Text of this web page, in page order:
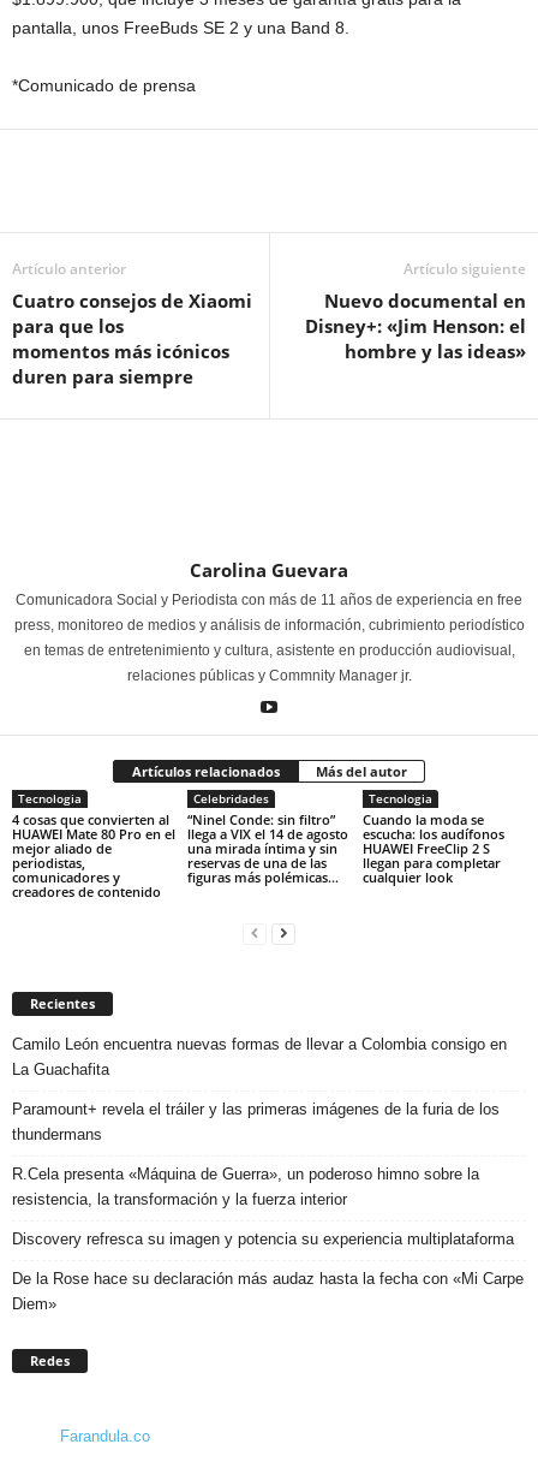
pantalla, unos FreeBuds SE 2 y una Band 8.
*Comunicado de prensa
Artículo anterior
Cuatro consejos de Xiaomi
para que los
momentos más icónicos
duren para siempre
Artículo siguiente
Nuevo documental en
Disney+: «Jim Henson: el
hombre y las ideas»
Carolina Guevara
Comunicadora Social y Periodista con más de 11 años de experiencia en free
press, monitoreo de medios y análisis de información, cubrimiento periodístico
en temas de entretenimiento y cultura, asistente en producción audiovisual,
relaciones públicas y Commnity Manager jr.
Artículos relacionados Más del autor
Tecnologia
4 cosas que convierten al
HUAWEI Mate 80 Pro en el
mejor aliado de
periodistas,
comunicadores y
creadores de contenido
Celebridades
“Ninel Conde: sin filtro”
llega a VIX el 14 de agosto
una mirada íntima y sin
reservas de una de las
figuras más polémicas...
Tecnologia
Cuando la moda se
escucha: los audífonos
HUAWEI FreeClip 2 S
llegan para completar
cualquier look
Recientes
Camilo León encuentra nuevas formas de llevar a Colombia consigo en
La Guachafita
Paramount+ revela el tráiler y las primeras imágenes de la furia de los
thundermans
R.Cela presenta «Máquina de Guerra», un poderoso himno sobre la
resistencia, la transformación y la fuerza interior
Discovery refresca su imagen y potencia su experiencia multiplataforma
De la Rose hace su declaración más audaz hasta la fecha con «Mi Carpe
Diem»
Redes
Farandula.co